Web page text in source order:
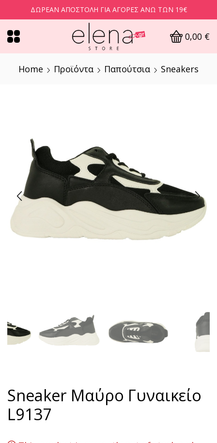
ΔΩΡΕΆΝ ΑΠΟΣΤΟΛΉ ΓΙΑ ΑΓΟΡΈΣ ΆΝΩ ΤΩΝ 19€
0,00 €
Home Προϊόντα Παπούτσια Sneakers
Sneaker Μαύρο Γυναικείο
L9137